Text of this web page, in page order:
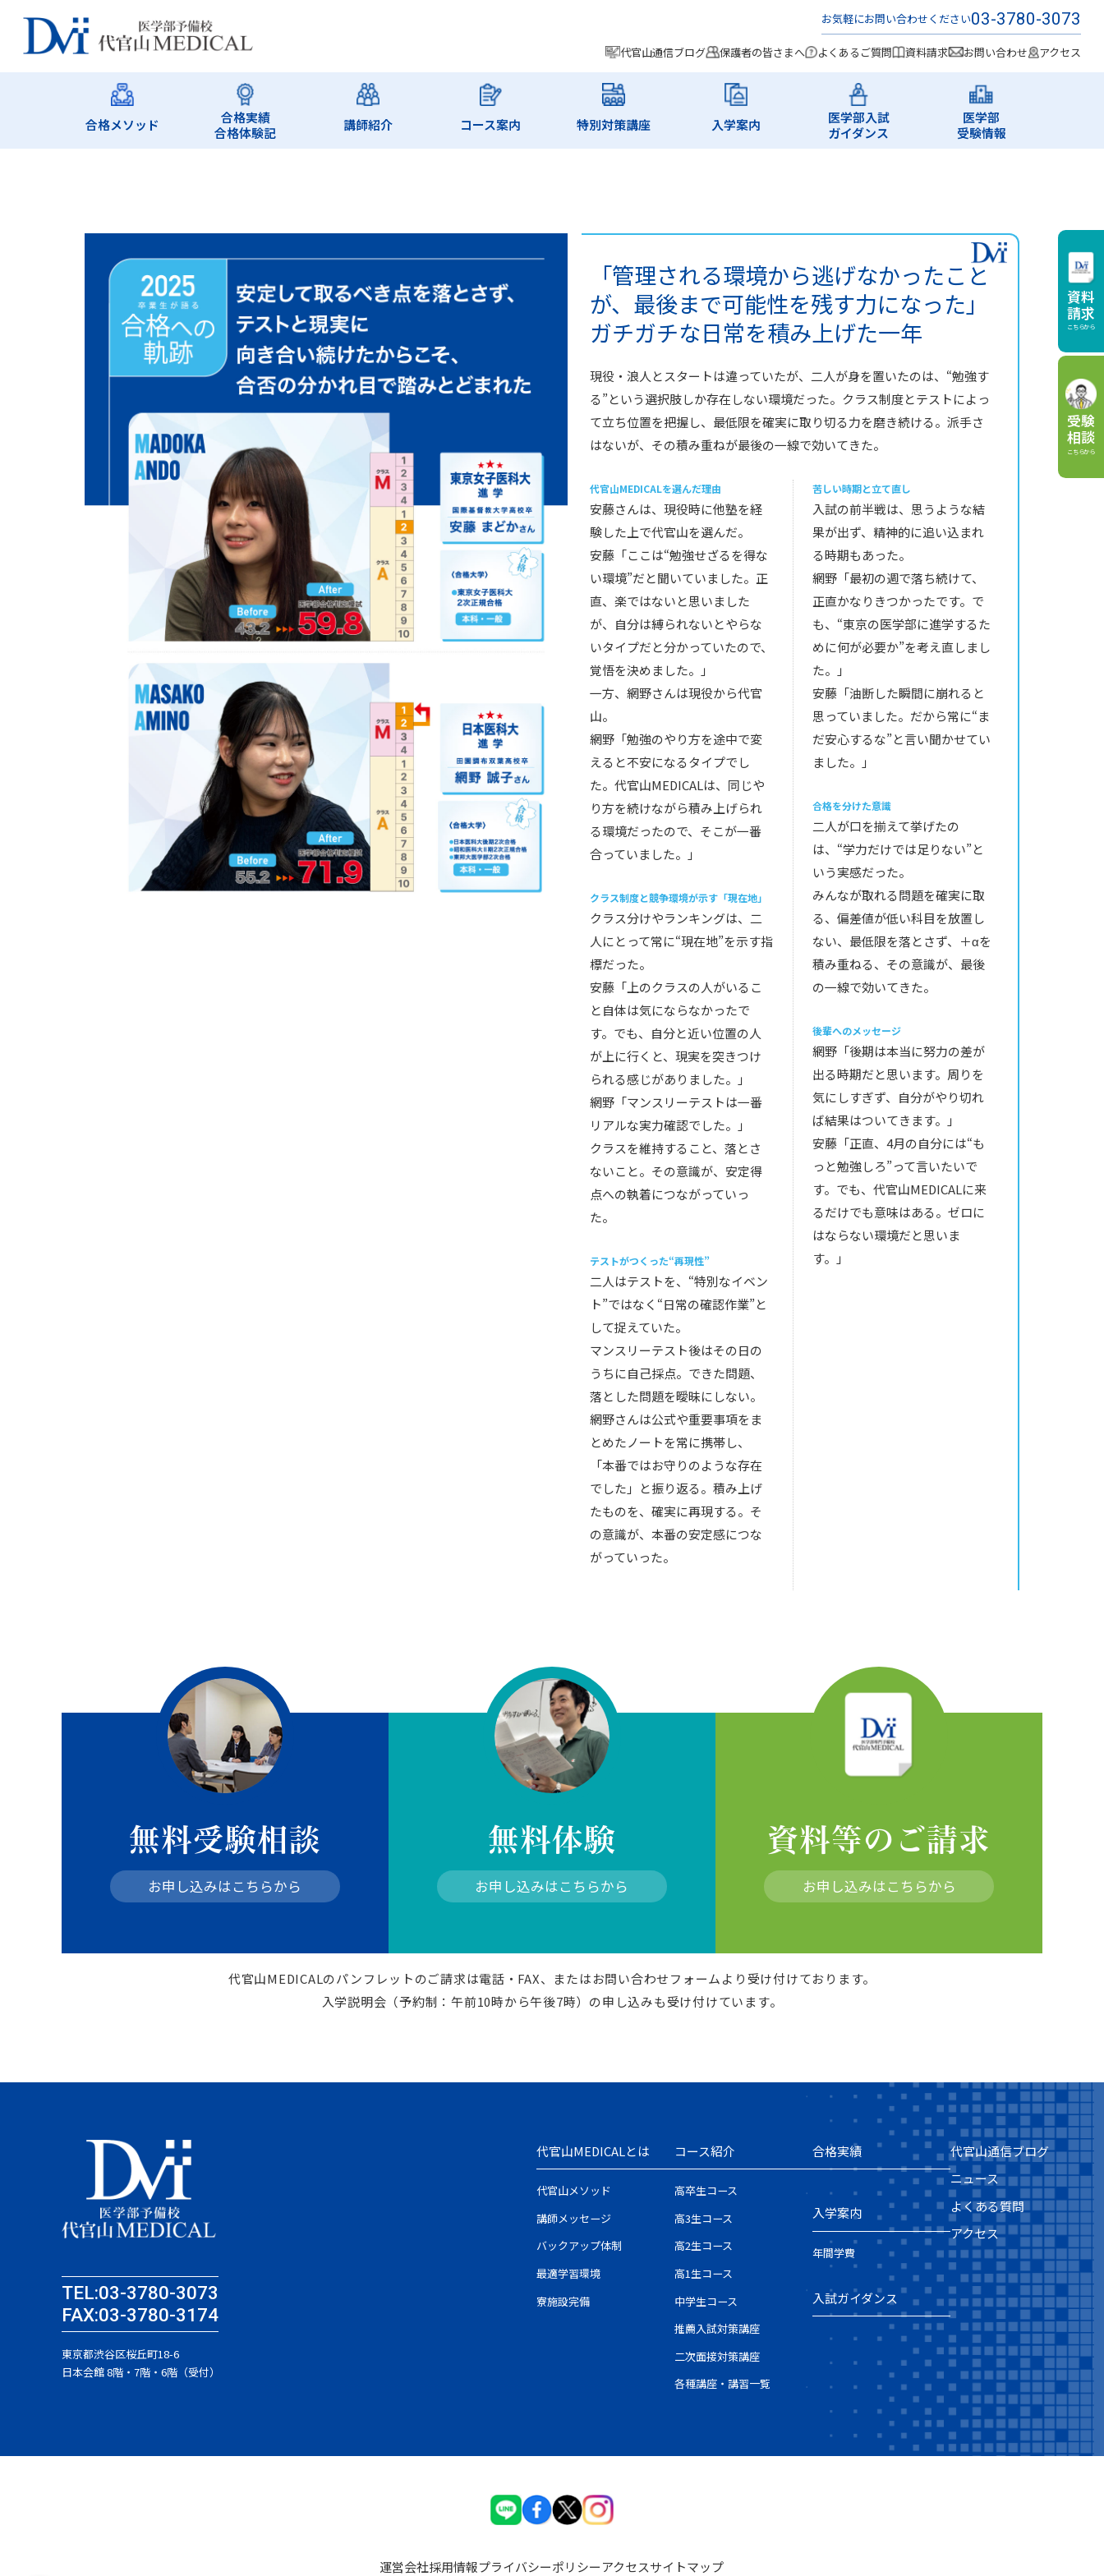
お気軽にお問い合わせください03-3780-3073
代官山通信ブログ 保護者の皆さまへ よくあるご質問 資料請求 お問い合わせ アクセス
合格メソッド
合格実績
合格体験記
講師紹介 コース案内 特別対策講座 入学案内
医学部入試
ガイダンス
医学部
受験情報
「管理される環境から逃げなかったこと
が、最後まで可能性を残す力になった」
ガチガチな日常を積み上げた一年
現役・浪人とスタートは違っていたが、二人が身を置いたのは、“勉強す
る”という選択肢しか存在しない環境だった。クラス制度とテストによっ
て立ち位置を把握し、最低限を確実に取り切る力を磨き続ける。派手さ
はないが、その積み重ねが最後の一線で効いてきた。
代官山MEDICALを選んだ理由
安藤さんは、現役時に他塾を経
験した上で代官山を選んだ。
安藤「ここは“勉強せざるを得な
い環境”だと聞いていました。正
直、楽ではないと思いました
が、自分は縛られないとやらな
いタイプだと分かっていたので、
覚悟を決めました。」
一方、網野さんは現役から代官
山。
網野「勉強のやり方を途中で変
えると不安になるタイプでし
た。代官山MEDICALは、同じや
り方を続けながら積み上げられ
る環境だったので、そこが一番
合っていました。」
クラス制度と競争環境が示す「現在地」
クラス分けやランキングは、二
人にとって常に“現在地”を示す指
標だった。
安藤「上のクラスの人がいるこ
と自体は気にならなかったで
す。でも、自分と近い位置の人
が上に行くと、現実を突きつけ
られる感じがありました。」
網野「マンスリーテストは一番
リアルな実力確認でした。」
クラスを維持すること、落とさ
ないこと。その意識が、安定得
点への執着につながっていっ
た。
テストがつくった“再現性”
二人はテストを、“特別なイベン
ト”ではなく“日常の確認作業”と
して捉えていた。
マンスリーテスト後はその日の
うちに自己採点。できた問題、
落とした問題を曖昧にしない。
網野さんは公式や重要事項をま
とめたノートを常に携帯し、
「本番ではお守りのような存在
でした」と振り返る。積み上げ
たものを、確実に再現する。そ
の意識が、本番の安定感につな
がっていった。
苦しい時期と立て直し
入試の前半戦は、思うような結
果が出ず、精神的に追い込まれ
る時期もあった。
網野「最初の週で落ち続けて、
正直かなりきつかったです。で
も、“東京の医学部に進学するた
めに何が必要か”を考え直しまし
た。」
安藤「油断した瞬間に崩れると
思っていました。だから常に“ま
だ安心するな”と言い聞かせてい
ました。」
合格を分けた意識
二人が口を揃えて挙げたの
は、“学力だけでは足りない”と
いう実感だった。
みんなが取れる問題を確実に取
る、偏差値が低い科目を放置し
ない、最低限を落とさず、＋αを
積み重ねる、その意識が、最後
の一線で効いてきた。
後輩へのメッセージ
網野「後期は本当に努力の差が
出る時期だと思います。周りを
気にしすぎず、自分がやり切れ
ば結果はついてきます。」
安藤「正直、4月の自分には“も
っと勉強しろ”って言いたいで
す。でも、代官山MEDICALに来
るだけでも意味はある。ゼロに
はならない環境だと思いま
す。」
無料受験相談
お申し込みはこちらから
無料体験
お申し込みはこちらから
資料等のご請求
お申し込みはこちらから
代官山MEDICALのパンフレットのご請求は電話・FAX、またはお問い合わせフォームより受け付けております。
入学説明会（予約制：午前10時から午後7時）の申し込みも受け付けています。
TEL:03-3780-3073
FAX:03-3780-3174
東京都渋谷区桜丘町18-6
日本会館 8階・7階・6階（受付）
代官山MEDICALとは
代官山メソッド
講師メッセージ
バックアップ体制
最適学習環境
寮施設完備
コース紹介
高卒生コース
高3生コース
高2生コース
高1生コース
中学生コース
推薦入試対策講座
二次面接対策講座
各種講座・講習一覧
合格実績
入学案内
年間学費
入試ガイダンス
代官山通信ブログ
ニュース
よくある質問
アクセス
運営会社採⽤情報プライバシーポリシーアクセスサイトマップ
資料
請求
こちらから
受験
相談
こちらから